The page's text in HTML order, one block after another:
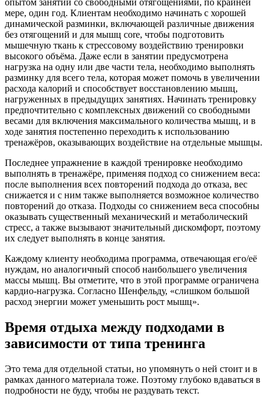
опытом занятий со свободными отягощениями, по крайней
мере, один год. Клиентам необходимо начинать с хорошей
динамической разминки, включающей различные движения
без отягощений и для мышц core, чтобы подготовить
мышечную ткань к стрессовому воздействию тренировки
высокого объёма. Даже если в занятии предусмотрена
нагрузка на одну или две части тела, необходимо выполнять
разминку для всего тела, которая может помочь в увеличении
расхода калорий и способствует восстановлению мышц,
нагруженных в предыдущих занятиях. Начинать тренировку
предпочтительно с комплексных движений со свободными
весами для включения максимального количества мышц, и в
ходе занятия постепенно переходить к использованию
тренажёров, оказывающих воздействие на отдельные мышцы.
Последнее упражнение в каждой тренировке необходимо
выполнять в тренажёре, применяя подход со снижением веса:
после выполнения всех повторений подхода до отказа, вес
снижается и с ним также выполняется возможное количество
повторений до отказа. Подходы со снижением веса способны
оказывать существенный механический и метаболический
стресс, а также вызывают значительный дискомфорт, поэтому
их следует выполнять в конце занятия.
Каждому клиенту необходима программа, отвечающая его/её
нуждам, но аналогичный способ наибольшего увеличения
массы мышц. Вы отметите, что в этой программе ограничена
кардио-нагрузка. Согласно Шенфельду, «слишком большой
расход энергии может уменьшить рост мышц».
Время отдыха между подходами в
зависимости от типа тренинга
Это тема для отдельной статьи, но упомянуть о ней стоит и в
рамках данного материала тоже. Поэтому глубоко вдаваться в
подробности не буду, чтобы не раздувать текст.